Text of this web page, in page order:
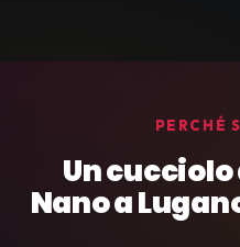
PERCHÉ
Un
Nano a